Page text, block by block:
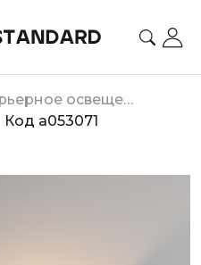
Интерьерное освещение
Код a053071